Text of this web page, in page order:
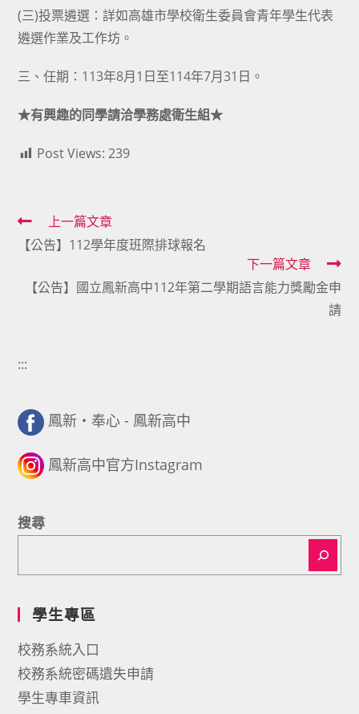
(三)投票遴選：詳如高雄市學校衛生委員會青年學生代表
遴選作業及工作坊。
三、任期：113年8月1日至114年7月31日。
★有興趣的同學請洽學務處衛生組★
Post Views: 239
Read
more
articles
上一篇文章
【公告】112學年度班際排球報名
下一篇文章
【公告】國立鳳新高中112年第二學期語言能力獎勵金申
請
:::
鳳新・奉心 - 鳳新高中
鳳新高中官方Instagram
搜尋
學生專區
校務系統入口
校務系統密碼遺失申請
學生專車資訊